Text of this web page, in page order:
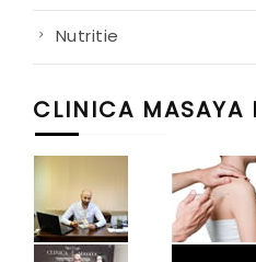
Nutritie
CLINICA MASAYA